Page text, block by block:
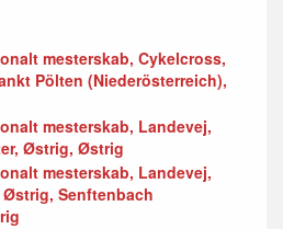
mesterskab, Cykelcross,
Pölten (Niederösterreich),
mesterskab, Landevej,
Østrig, Østrig
mesterskab, Landevej,
Senftenbach